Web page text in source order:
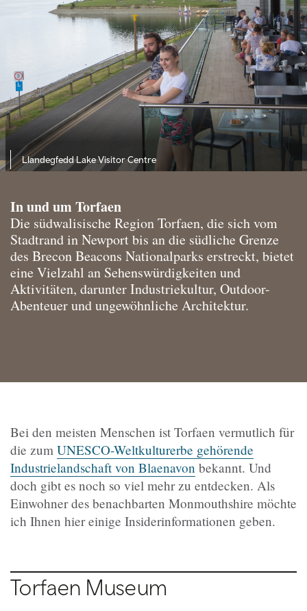
Llandegfedd Lake Visitor Centre
In und um Torfaen
Die südwalisische Region Torfaen, die sich vom
Stadtrand in Newport bis an die südliche Grenze
des Brecon Beacons Nationalparks erstreckt, bietet
eine Vielzahl an Sehenswürdigkeiten und
Aktivitäten, darunter Industriekultur, Outdoor-
Abenteuer und ungewöhnliche Architektur.
Bei den meisten Menschen ist Torfaen vermutlich für
die zum UNESCO-Weltkulturerbe gehörende
Industrielandschaft von Blaenavon bekannt. Und
doch gibt es noch so viel mehr zu entdecken. Als
Einwohner des benachbarten Monmouthshire möchte
ich Ihnen hier einige Insiderinformationen geben.
Torfaen Museum